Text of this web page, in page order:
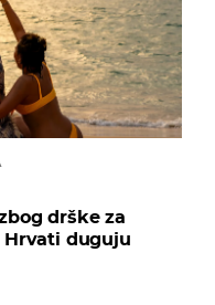
drške za
Hrvati duguju